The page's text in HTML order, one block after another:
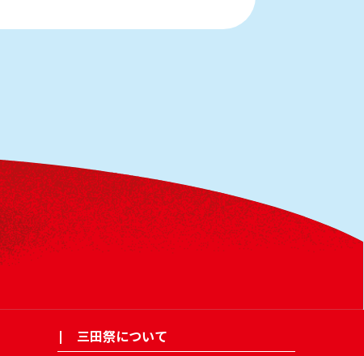
三田祭について